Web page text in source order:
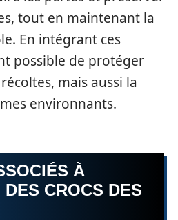
tout en maintenant la
En intégrant ces
possible de protéger
mais aussi la
environnants.
À
DES CROCS DES